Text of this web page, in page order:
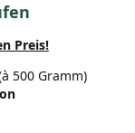
Preis!
500 Gramm)